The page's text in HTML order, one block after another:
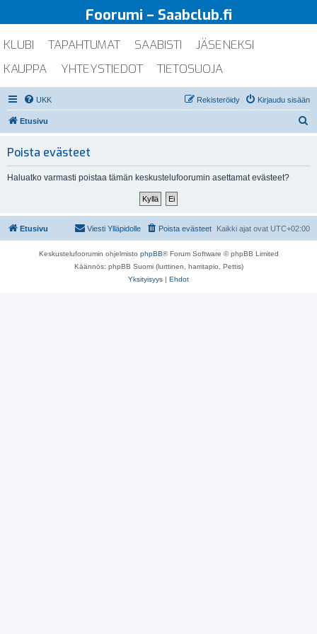
Foorumi – Saabclub.fi
KLUBI TAPAHTUMAT SAABISTI
JÄSENEKSI
KAUPPA
YHTEYSTIEDOT TIETOSUOJA
UKK Kirjaudu sisään
Rekisteröidy
Etusivu
Poista evästeet
Haluatko varmasti poistaa tämän keskustelufoorumin asettamat evästeet?
Etusivu Kaikki ajat ovat UTC+02:00
Poista evästeet
Viesti Ylläpidolle
Keskustelufoorumin ohjelmisto phpBB® Forum Software © phpBB Limited
Käännös: phpBB Suomi (lurttinen, harritapio, Pettis)
Yksityisyys | Ehdot